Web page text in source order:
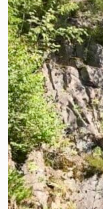
Numedal
Øvre Eiker